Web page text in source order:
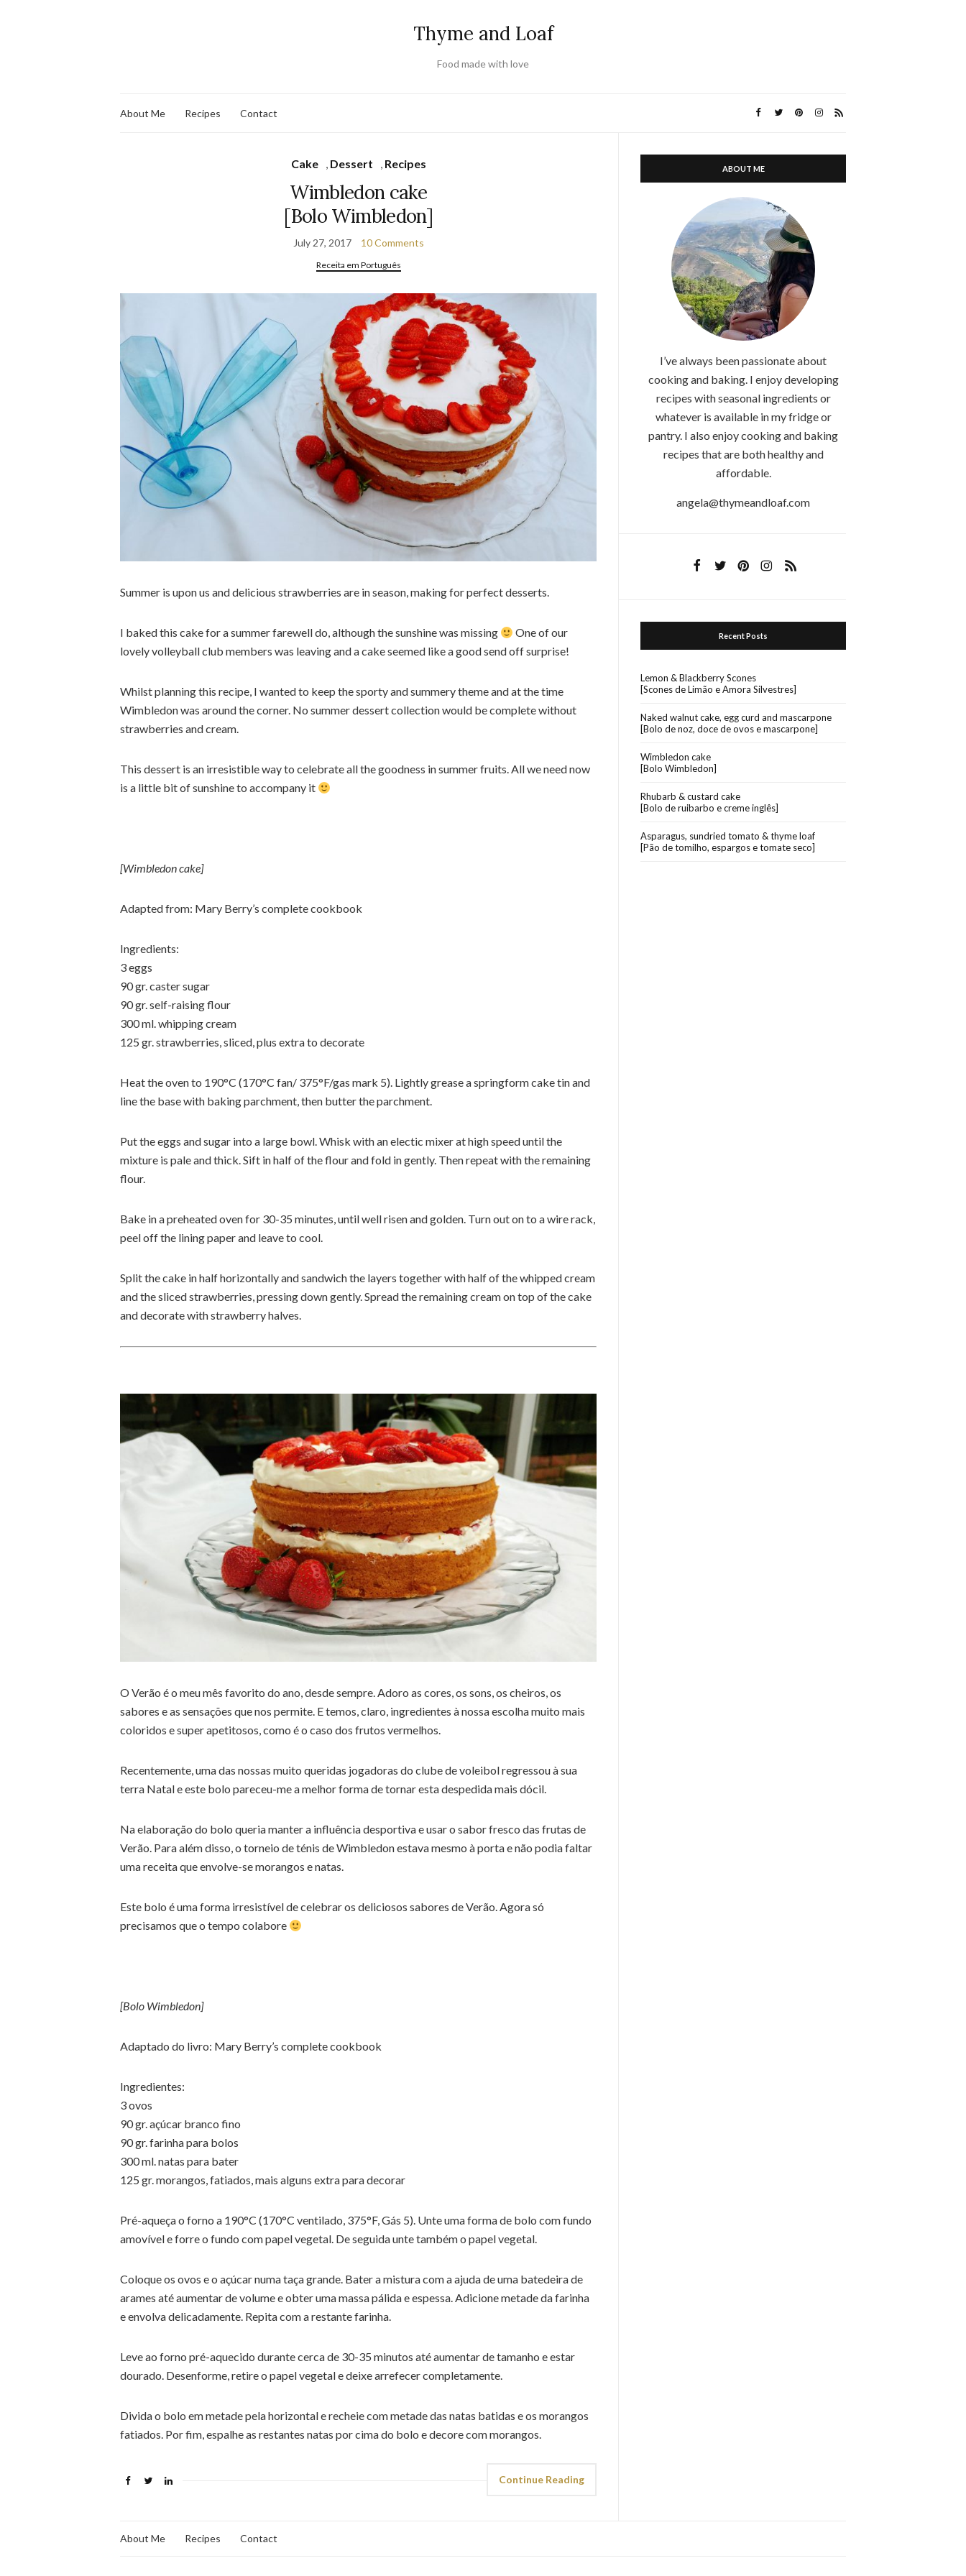
Thyme and Loaf
Food made with love
About Me Recipes Contact
Cake , Dessert , Recipes
Wimbledon cake
[Bolo Wimbledon]
July 27, 2017 10 Comments
Receita em Português
Summer is upon us and delicious strawberries are in season, making for perfect desserts.
I baked this cake for a summer farewell do, although the sunshine was missing
One of our
lovely volleyball club members was leaving and a cake seemed like a good send off surprise!
Whilst planning this recipe, I wanted to keep the sporty and summery theme and at the time
Wimbledon was around the corner. No summer dessert collection would be complete without
strawberries and cream.
This dessert is an irresistible way to celebrate all the goodness in summer fruits. All we need now
is a little bit of sunshine to accompany it
[Wimbledon cake]
Adapted from: Mary Berry’s complete cookbook
Ingredients:
3 eggs
90 gr. caster sugar
90 gr. self-raising flour
300 ml. whipping cream
125 gr. strawberries, sliced, plus extra to decorate
Heat the oven to 190°C (170°C fan/ 375°F/gas mark 5). Lightly grease a springform cake tin and
line the base with baking parchment, then butter the parchment.
Put the eggs and sugar into a large bowl. Whisk with an electic mixer at high speed until the
mixture is pale and thick. Sift in half of the flour and fold in gently. Then repeat with the remaining
flour.
Bake in a preheated oven for 30-35 minutes, until well risen and golden. Turn out on to a wire rack,
peel off the lining paper and leave to cool.
Split the cake in half horizontally and sandwich the layers together with half of the whipped cream
and the sliced strawberries, pressing down gently. Spread the remaining cream on top of the cake
and decorate with strawberry halves.
O Verão é o meu mês favorito do ano, desde sempre. Adoro as cores, os sons, os cheiros, os
sabores e as sensações que nos permite. E temos, claro, ingredientes à nossa escolha muito mais
coloridos e super apetitosos, como é o caso dos frutos vermelhos.
Recentemente, uma das nossas muito queridas jogadoras do clube de voleibol regressou à sua
terra Natal e este bolo pareceu-me a melhor forma de tornar esta despedida mais dócil.
Na elaboração do bolo queria manter a influência desportiva e usar o sabor fresco das frutas de
Verão. Para além disso, o torneio de ténis de Wimbledon estava mesmo à porta e não podia faltar
uma receita que envolve-se morangos e natas.
Este bolo é uma forma irresistível de celebrar os deliciosos sabores de Verão. Agora só
precisamos que o tempo colabore
[Bolo Wimbledon]
Adaptado do livro: Mary Berry’s complete cookbook
Ingredientes:
3 ovos
90 gr. açúcar branco fino
90 gr. farinha para bolos
300 ml. natas para bater
125 gr. morangos, fatiados, mais alguns extra para decorar
Pré-aqueça o forno a 190°C (170°C ventilado, 375°F, Gás 5). Unte uma forma de bolo com fundo
amovível e forre o fundo com papel vegetal. De seguida unte também o papel vegetal.
Coloque os ovos e o açúcar numa taça grande. Bater a mistura com a ajuda de uma batedeira de
arames até aumentar de volume e obter uma massa pálida e espessa. Adicione metade da farinha
e envolva delicadamente. Repita com a restante farinha.
Leve ao forno pré-aquecido durante cerca de 30-35 minutos até aumentar de tamanho e estar
dourado. Desenforme, retire o papel vegetal e deixe arrefecer completamente.
Divida o bolo em metade pela horizontal e recheie com metade das natas batidas e os morangos
fatiados. Por fim, espalhe as restantes natas por cima do bolo e decore com morangos.
Continue Reading
ABOUT ME
I’ve always been passionate about
cooking and baking. I enjoy developing
recipes with seasonal ingredients or
whatever is available in my fridge or
pantry. I also enjoy cooking and baking
recipes that are both healthy and
affordable.
angela@thymeandloaf.com
Recent Posts
Lemon & Blackberry Scones
[Scones de Limão e Amora Silvestres]
Naked walnut cake, egg curd and mascarpone
[Bolo de noz, doce de ovos e mascarpone]
Wimbledon cake
[Bolo Wimbledon]
Rhubarb & custard cake
[Bolo de ruibarbo e creme inglês]
Asparagus, sundried tomato & thyme loaf
[Pão de tomilho, espargos e tomate seco]
About Me Recipes Contact